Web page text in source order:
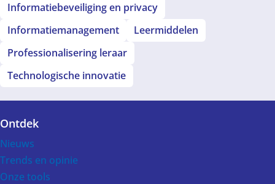
Informatiebeveiliging en privacy
Informatiemanagement
Leermiddelen
Professionalisering leraar
Technologische innovatie
Voet
Ontdek
Nieuws
Trends en opinie
Onze tools